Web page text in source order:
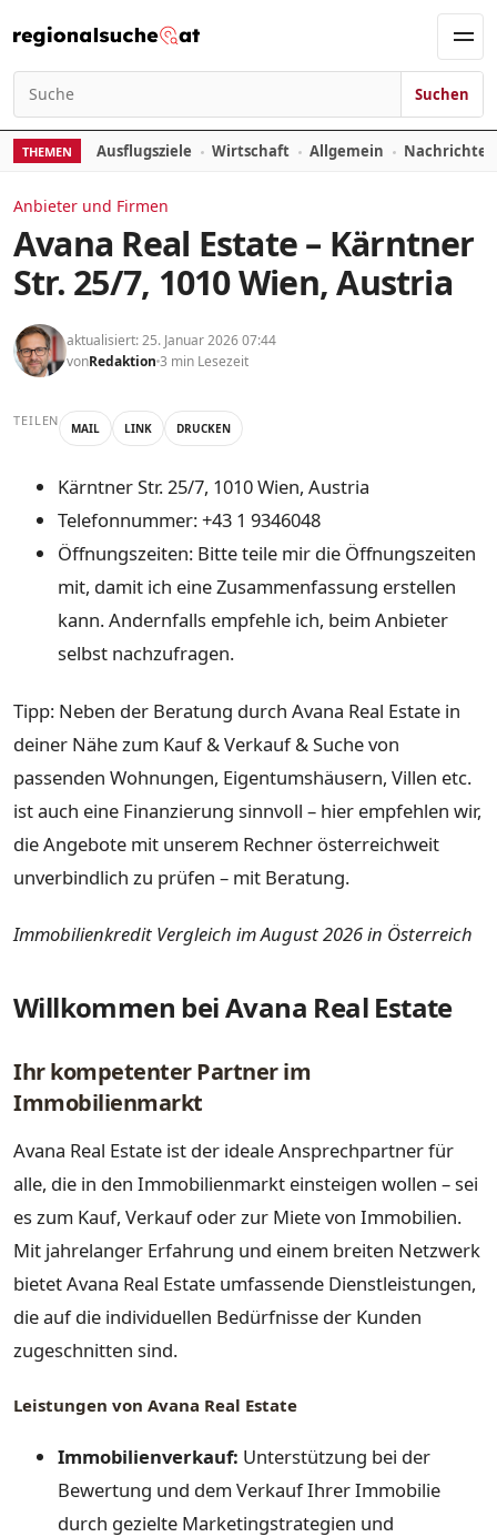
Suchen nach:
Suchen
THEMEN Ausflugsziele Wirtschaft Allgemein
Anbieter und Firmen
Avana Real Estate – Kärntner
Str. 25/7, 1010 Wien, Austria
aktualisiert: 25. Januar 2026 07:44
vonRedaktion 3 min Lesezeit
TEILEN MAIL LINK DRUCKEN
Kärntner Str. 25/7, 1010 Wien, Austria
Telefonnummer: +43 1 9346048
Öffnungszeiten: Bitte teile mir die Öffnungszeiten
mit, damit ich eine Zusammenfassung erstellen
kann. Andernfalls empfehle ich, beim Anbieter
selbst nachzufragen.
Tipp: Neben der Beratung durch Avana Real Estate in
deiner Nähe zum Kauf & Verkauf & Suche von
passenden Wohnungen, Eigentumshäusern, Villen etc.
ist auch eine Finanzierung sinnvoll – hier empfehlen wir,
die Angebote mit unserem Rechner österreichweit
unverbindlich zu prüfen – mit Beratung.
Immobilienkredit Vergleich im August 2026 in Österreich
Willkommen bei Avana Real Estate
Ihr kompetenter Partner im
Immobilienmarkt
Avana Real Estate ist der ideale Ansprechpartner für
alle, die in den Immobilienmarkt einsteigen wollen – sei
es zum Kauf, Verkauf oder zur Miete von Immobilien.
Mit jahrelanger Erfahrung und einem breiten Netzwerk
bietet Avana Real Estate umfassende Dienstleistungen,
die auf die individuellen Bedürfnisse der Kunden
zugeschnitten sind.
Leistungen von Avana Real Estate
Immobilienverkauf: Unterstützung bei der
Bewertung und dem Verkauf Ihrer Immobilie
durch gezielte Marketingstrategien und